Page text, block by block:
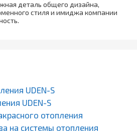
деталь общего дизайна,
стиля и имиджа компании
UDEN-S
UDEN-S
отопления
на системы отопления